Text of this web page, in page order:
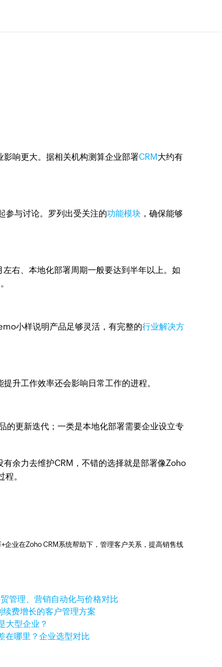
响更大。据相关机构测算企业部署CRM 大约有
参与讨论。罗列出受关注的功能模块 ，确保能够
右、本地化部署周期一般要达到半年以上。如
小样说明产品足够灵活，有完整的行业解决方
升工作效率还会影响日常工作的进程。
的更新迭代；一类是本地化部署需要企业设立专
余力去维护CRM，不错的选择就是部署像Zoho
。
业在Zoho CRM系统帮助下，管理客户关系，提高销售线
管理、营销自动化与价格对比
费增长的客户管理方案
大型企业？
在哪里？企业选型对比